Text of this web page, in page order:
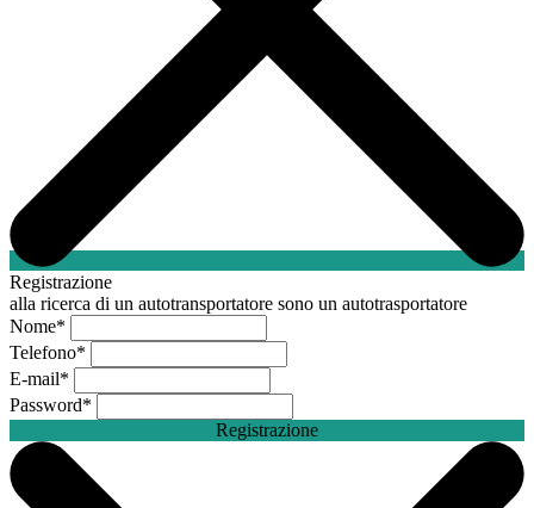
Registrazione
alla ricerca di un autotransportatore sono un autotrasportatore
Nome*
Telefono*
E-mail*
Password*
Registrazione